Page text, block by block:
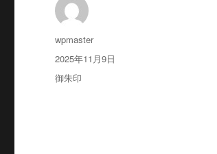
投
稿
wpmaster
投
稿
日:
2025年11月9日
カ
御朱印